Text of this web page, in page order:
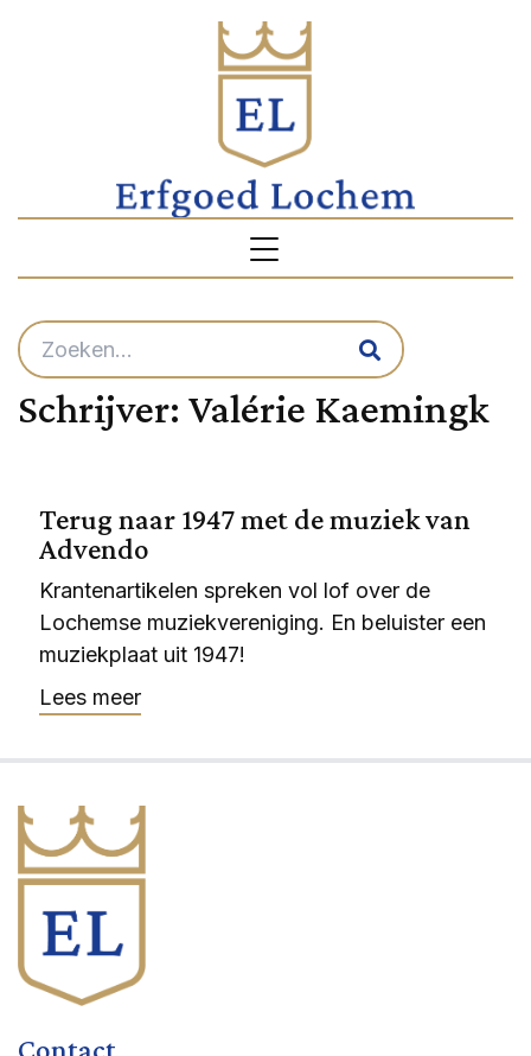
Schrijver: Valérie Kaemingk
Terug naar 1947 met de muziek van
Advendo
Krantenartikelen spreken vol lof over de
Lochemse muziekvereniging. En beluister een
muziekplaat uit 1947!
Lees meer
Contact